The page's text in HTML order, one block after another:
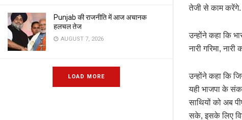
Punjab की राजनीति में आज अचानक
हलचल तेज
AUGUST 7, 2026
LOAD MORE
तेजी से काम करेंगे.
उन्होंने कहा कि
नारी गरिमा,
उन्होंने कहा कि
यही भाजपा के
साथियों को अब
सके, इसके लिए